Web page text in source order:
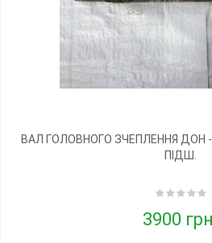
ВАЛ ГОЛОВНОГО ЗЧЕПЛЕННЯ ДОН -
ПІДШ.
3900